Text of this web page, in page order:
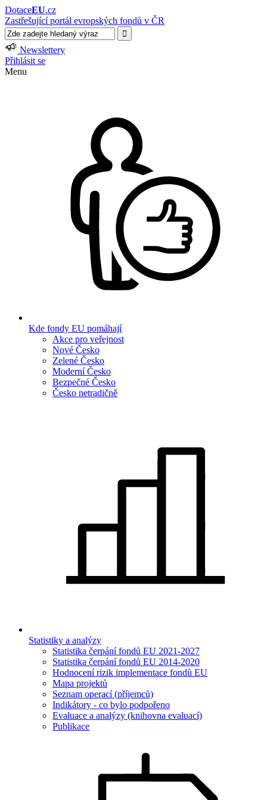
DotaceEU.cz
Zastřešující portál evropských fondů v ČR
Newslettery
Přihlásit se
Menu
Kde fondy EU pomáhají
Akce pro veřejnost
Nové Česko
Zelené Česko
Moderní Česko
Bezpečné Česko
Česko netradičně
Statistiky a analýzy
Statistika čerpání fondů EU 2021-2027
Statistika čerpání fondů EU 2014-2020
Hodnocení rizik implementace fondů EU
Mapa projektů
Seznam operací (příjemců)
Indikátory - co bylo podpořeno
Evaluace a analýzy (knihovna evaluací)
Publikace